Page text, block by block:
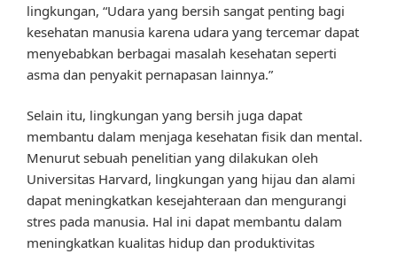
lingkungan, “Udara yang bersih sangat penting bagi
kesehatan manusia karena udara yang tercemar dapat
menyebabkan berbagai masalah kesehatan seperti
asma dan penyakit pernapasan lainnya.”
Selain itu, lingkungan yang bersih juga dapat
membantu dalam menjaga kesehatan fisik dan mental.
Menurut sebuah penelitian yang dilakukan oleh
Universitas Harvard, lingkungan yang hijau dan alami
dapat meningkatkan kesejahteraan dan mengurangi
stres pada manusia. Hal ini dapat membantu dalam
meningkatkan kualitas hidup dan produktivitas